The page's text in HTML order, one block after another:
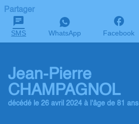
Partager
SMS WhatsApp Facebook
Jean-Pierre
CHAMPAGNOL
décédé le 26 avril 2024 à l'âge de 81 ans